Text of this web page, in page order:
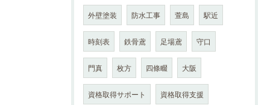
外壁塗装 防水工事 萱島 駅近
時刻表 鉄骨鳶 足場鳶 守口
門真 枚方 四條畷 大阪
資格取得サポート 資格取得支援